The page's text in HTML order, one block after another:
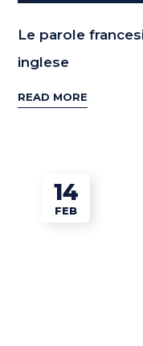
Le parole
inglese
READ MORE
14
FEB